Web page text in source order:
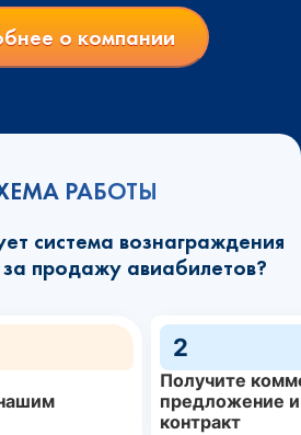
о компании
РАБОТЫ
система вознаграждения
за продажу авиабилетов?
2
Получите
предложение
контракт